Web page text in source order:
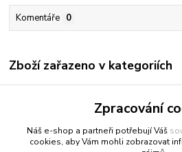
Komentáře 0
Zboží zařazeno v kategoriích
Olejové barvy jednotlivě
Zpracování
Náš e-shop a partneři potřebují Váš
cookies, aby Vám mohli zobrazovat